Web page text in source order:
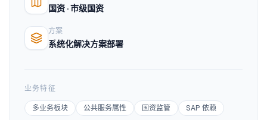
国资 · 市级国资
方案
系统化解决方案部署
业务特征
多业务板块 公共服务属性 国资监管 SAP 依赖